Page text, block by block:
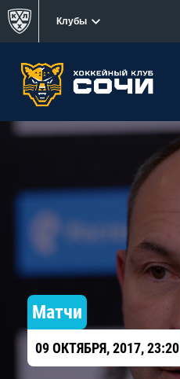
Клубы
Матчи
09 ОКТЯБРЯ, 2017, 23:20